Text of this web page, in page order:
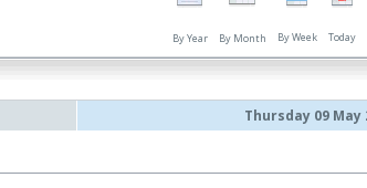
By Year By Month By Week Today
Thursday 09 May